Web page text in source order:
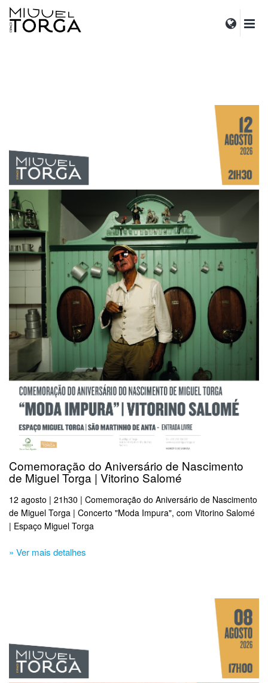
Comemoração do Aniversário de Nascimento
de Miguel Torga | Vitorino Salomé
12 agosto | 21h30 | Comemoração do Aniversário de Nascimento
de Miguel Torga | Concerto "Moda Impura", com Vitorino Salomé
| Espaço Miguel Torga
» Ver mais detalhes